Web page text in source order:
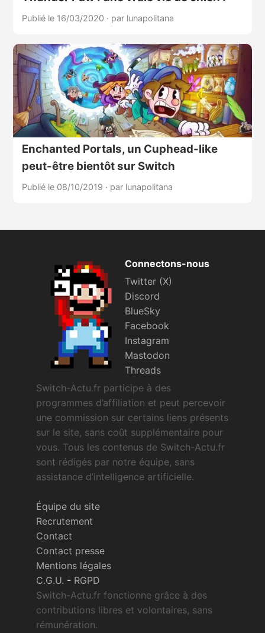
Publié le 16/03/2020 · par lunapolitana
Enchanted Portals, un Cuphead-like
peut-être bientôt sur Switch
Publié le 08/10/2019 · par lunapolitana
Connectons-nous
Twitter (X)
Discord
BlueSky
Facebook
Instagram
Mastodon
Threads
Switch-Actu.fr participe à des
programmes d’affiliation et peut percevoir
une commission sur certains liens présents
sur le site, sans coût supplémentaire pour
vous. Tous les contenus de Switch-Actu.fr
sont rédigés par notre équipe, sans
assistance d’intelligence artificielle.
Équipe du site
Recrutement
Contact
Contact presse
Mentions légales
C.G.U. - RGPD
Switch-Actu.fr fonctionne grâce à des
contributions libres et volontaires, sans
rémunération.